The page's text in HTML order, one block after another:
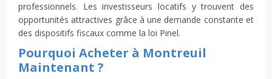
professionnels. Les investisseurs locatifs y trouvent des
opportunités attractives grâce à une demande constante et
des dispositifs fiscaux comme la loi Pinel.
Pourquoi Acheter à Montreuil
Maintenant ?